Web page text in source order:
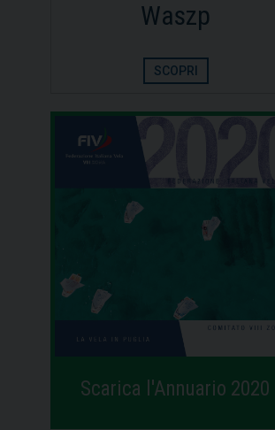
Dinghy
SCOPRI
Scarica l'Annuario 2020